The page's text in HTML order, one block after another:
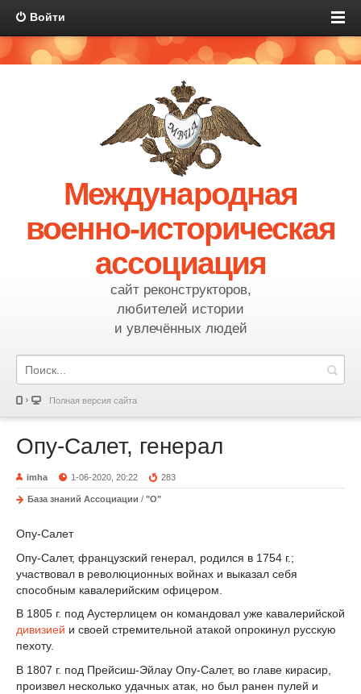
Войти
Международная
военно-историческая
ассоциация
сайт реконструкторов,
любителей истории
и увлечённых людей
Полная версия сайта
Опу-Салет, генерал
imha 1-06-2020, 20:22 283
База знаний Ассоциации / "О"
Опу-Салет
Опу-Салет, французский генерал, родился в 1754 г.;
участвовал в революционных войнах и выказал себя
способным кавалерийским офицером.
В 1805 г. под Аустерлицем он командовал уже кавалерийской
дивизией и своей стремительной атакой опрокинул русскую
пехоту.
В 1807 г. под Прейсиш-Эйлау Опу-Салет, во главе кирасир,
произвел несколько удачных атак, но был ранен пулей и